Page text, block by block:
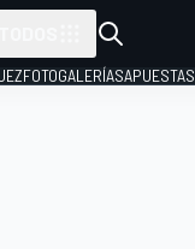
FOTOGALERÍASAPUESTAS